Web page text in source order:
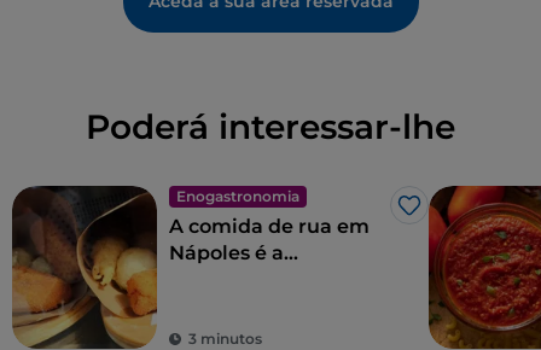
Poderá interessar-lhe
Enogastronomia
Gosto
A comida de rua em
Nápoles é a
paladar
3 minutos